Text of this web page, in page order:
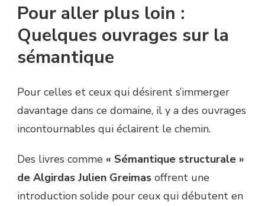
Pour aller plus loin :
Quelques ouvrages sur la
sémantique
Pour celles et ceux qui désirent s’immerger
davantage dans ce domaine, il y a des ouvrages
incontournables qui éclairent le chemin.
Des livres comme « Sémantique structurale »
de Algirdas Julien Greimas offrent une
introduction solide pour ceux qui débutent en